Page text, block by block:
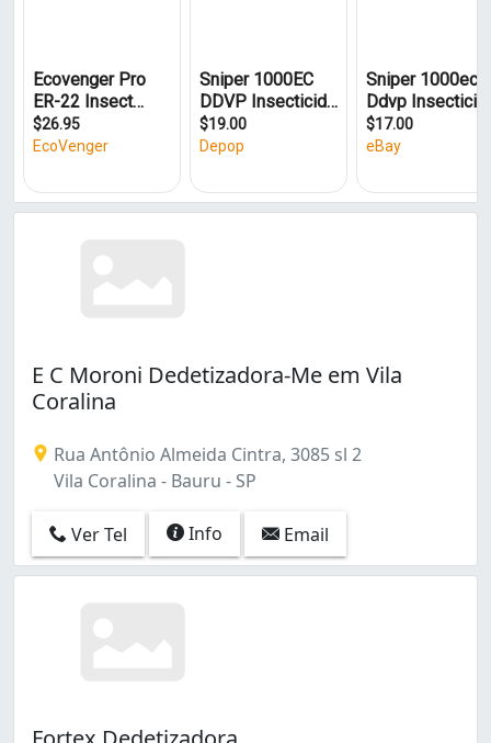
E C Moroni Dedetizadora-Me em Vila
Coralina
Rua Antônio Almeida Cintra, 3085 sl 2
Vila Coralina - Bauru - SP
Ver Tel Info Email